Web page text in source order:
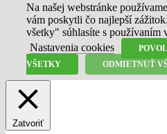
Na našej webstránke
vám poskytli čo najlepší
všetky" súhlasíte s používaním
Nastavenia cookies
VŠETKY
ODMIETNUŤ
Zatvoriť